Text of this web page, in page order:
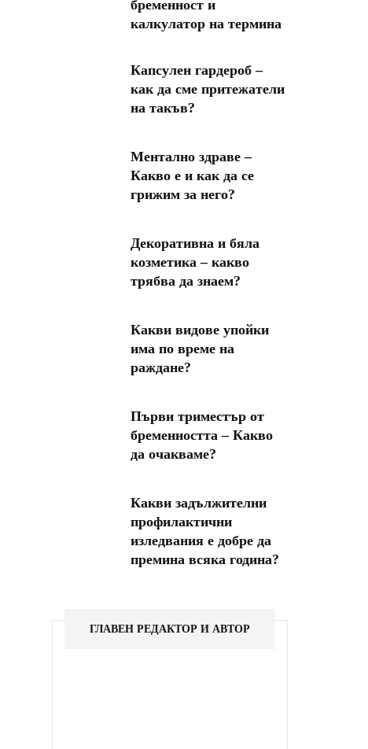
бременност и
калкулатор на термина
Капсулен гардероб –
как да сме притежатели
на такъв?
Ментално здраве –
Какво е и как да се
грижим за него?
Декоративна и бяла
козметика – какво
трябва да знаем?
Какви видове упойки
има по време на
раждане?
Първи триместър от
бременността – Какво
да очакваме?
Какви задължителни
профилактични
изледвания е добре да
премина всяка година?
ГЛАВЕН РЕДАКТОР И АВТОР